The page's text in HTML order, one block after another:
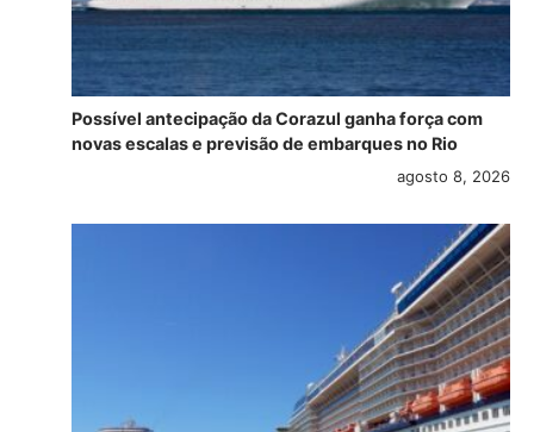
Possível antecipação da Corazul ganha força com
novas escalas e previsão de embarques no Rio
agosto 8, 2026